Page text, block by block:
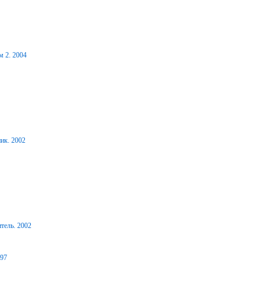
2. 2004
2002
2002